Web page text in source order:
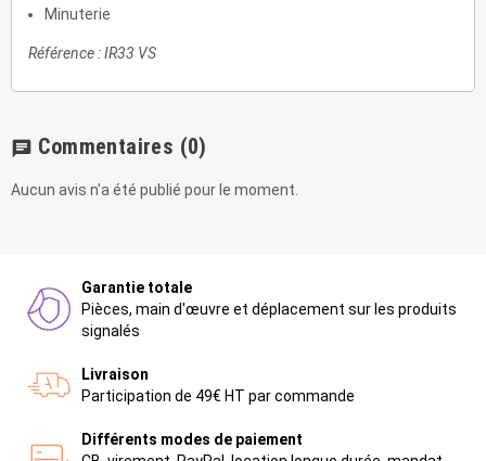
Minuterie
Référence : IR33 VS
chat Commentaires (0)
Aucun avis n'a été publié pour le moment.
Garantie totale
Pièces, main d'œuvre et déplacement sur les produits
signalés
Livraison
Participation de 49€ HT par commande
Différents modes de paiement